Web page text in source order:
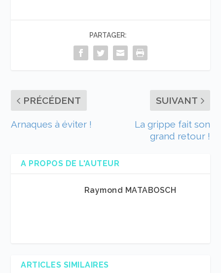
PARTAGER:
PRÉCÉDENT
Arnaques à éviter !
SUIVANT
La grippe fait son
grand retour !
A PROPOS DE L'AUTEUR
Raymond MATABOSCH
ARTICLES SIMILAIRES